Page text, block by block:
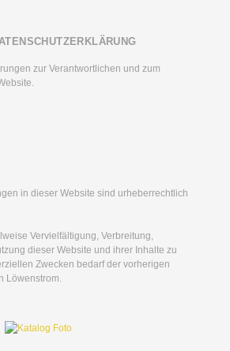
zur Verantwortlichen und zum
in dieser Website sind urheberrechtlich
Vervielfältigung, Verbreitung,
dieser Website und ihrer Inhalte zu
Zwecken bedarf der vorherigen
Löwenstrom.